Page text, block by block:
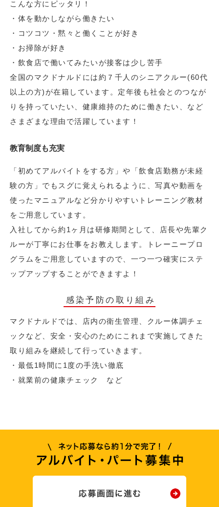
こんな方にピッタリ！
・体を動かしながら働きたい
・コツコツ・黙々と働くことが好き
・お掃除が好き
・飲食店で働いてみたいが接客は少し苦手
全国のマクドナルドには約７千人のシニアクルー(60代
以上の方)が在籍しています。定年後も社会とのつなが
りを持っていたい、健康維持のために働きたい、など
さまざまな理由で活躍しています！
教育制度も充実
「初めてアルバイトをする方」や「飲食店勤務が未経
験の方」でもスグに覚えられるように、写真や動画を
使ったマニュアルなど分かりやすいトレーニング教材
をご用意しています。
入社してから約1ヶ月は研修期間として、店長や先輩ク
ルーが丁寧にお仕事をお教えします。トレーニープロ
グラムをご用意していますので、一つ一つ確実にステ
ップアップすることができますよ！
感染予防の取り組み
マクドナルドでは、店内の衛生管理、クルー体調チェ
ックなど、安全・安心のためにこれまで実施してきた
取り組みを継続して行っていきます。
・最低1時間に1度の手洗い徹底
・就業前の健康チェック など